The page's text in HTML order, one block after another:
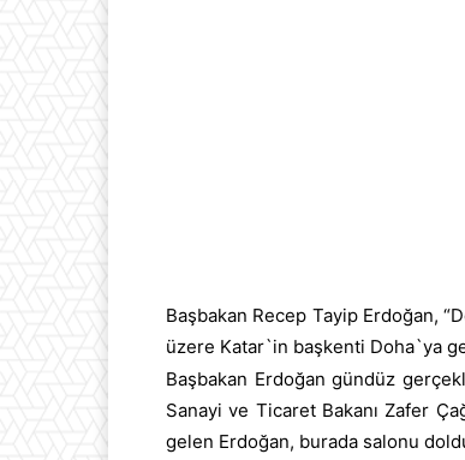
Başbakan Recep Tayip Erdoğan,
üzere Katar`in başkenti Doha`ya
Başbakan Erdoğan gündüz
Sanayi ve Ticaret Bakanı Zafer
gelen Erdoğan, burada salonu